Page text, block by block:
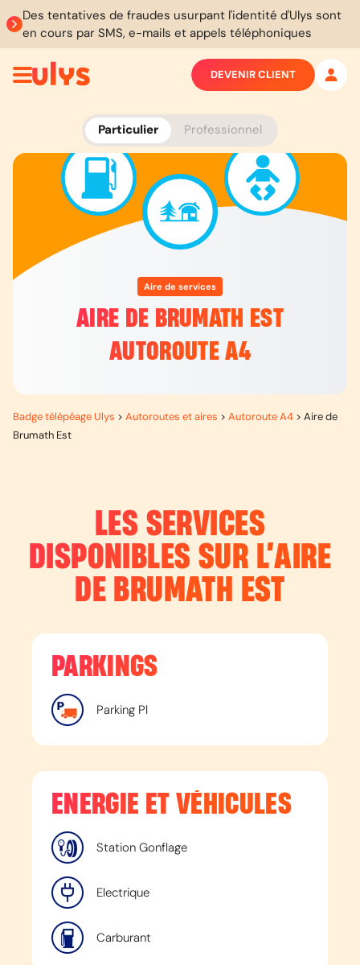
Des tentatives de fraudes usurpant l'identité d'Ulys sont
en cours par SMS, e-mails et appels téléphoniques
Particulier Professionnel
DEVENIR CLIENT
Aire de services
AIRE DE BRUMATH EST
AUTOROUTE A4
Badge télépéage Ulys > Autoroutes et aires > Autoroute A4 > Aire de
Brumath Est
LES SERVICES
DISPONIBLES SUR L’AIRE
DE BRUMATH EST
PARKINGS
Parking Pl
ENERGIE ET VÉHICULES
Station Gonflage
Electrique
Carburant